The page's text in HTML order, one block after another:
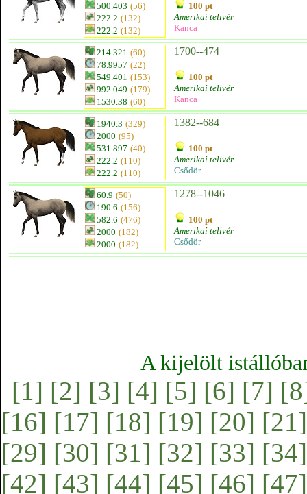
500.403 (56)
222.2 (132)
222.2 (132)
100 pt
Amerikai telivér
Kanca
214.321 (60)
78.9957 (22)
549.401 (153)
992.049 (179)
1530.38 (60)
1700--474
100 pt
Amerikai telivér
Kanca
1940.3 (329)
2000 (95)
531.897 (40)
222.2 (110)
222.2 (110)
1382--684
100 pt
Amerikai telivér
Csődör
60.9 (50)
190.6 (156)
582.6 (476)
2000 (182)
2000 (182)
1278--1046
100 pt
Amerikai telivér
Csődör
A kijelölt
[1] [2] [3] [4] [5] [6] [7]
[16] [17] [18] [19] [20] [21]
[29] [30] [31] [32] [33] [34]
[42] [43] [44] [45] [46] [47]